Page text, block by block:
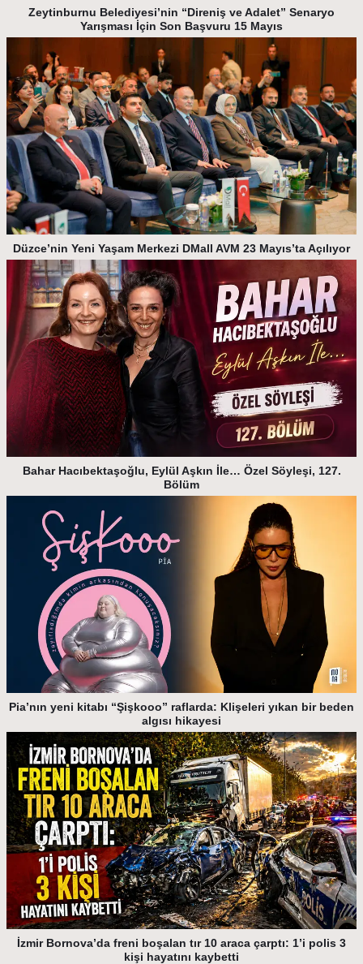
Zeytinburnu Belediyesi’nin “Direniş ve Adalet” Senaryo
Yarışması İçin Son Başvuru 15 Mayıs
Düzce’nin Yeni Yaşam Merkezi DMall AVM 23 Mayıs’ta Açılıyor
Bahar Hacıbektaşoğlu, Eylül Aşkın İle… Özel Söyleşi, 127.
Bölüm
Pia’nın yeni kitabı “Şişkooo” raflarda: Klişeleri yıkan bir beden
algısı hikayesi
İzmir Bornova’da freni boşalan tır 10 araca çarptı: 1’i polis 3
kişi hayatını kaybetti